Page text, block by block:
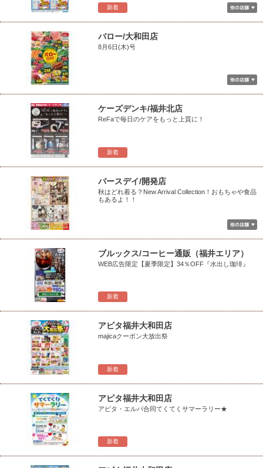
新着
バロー/大和田店
8月6日(木)号
新着
ケーズデンキ/福井北店
ReFaで毎日のケアをもっと上質に！
バースデイ/開発店
秋はどれ着る？New Arrival Collection！おもちゃや食品
もあるよ！！
新着
ブルックス/コーヒー通販（福井エリア）
WEB広告限定【夏季限定】34％OFF『水出し珈琲』
新着
アピタ福井大和田店
majicaクーポン大放出祭
新着
アピタ福井大和田店
アピタ・エルパ合同てくてくサマーラリー★